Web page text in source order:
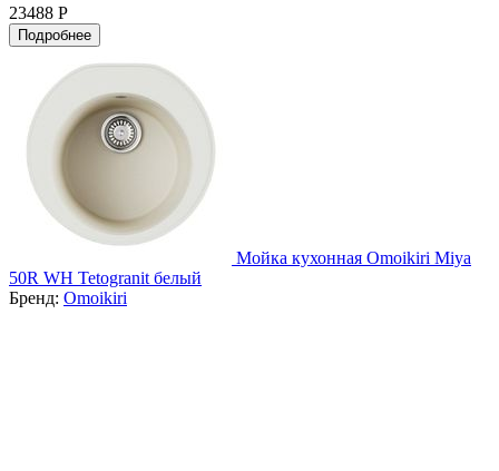
23488 Р
Подробнее
Мойка кухонная Omoikiri Miya
50R WH Tetogranit белый
Бренд: Omoikiri